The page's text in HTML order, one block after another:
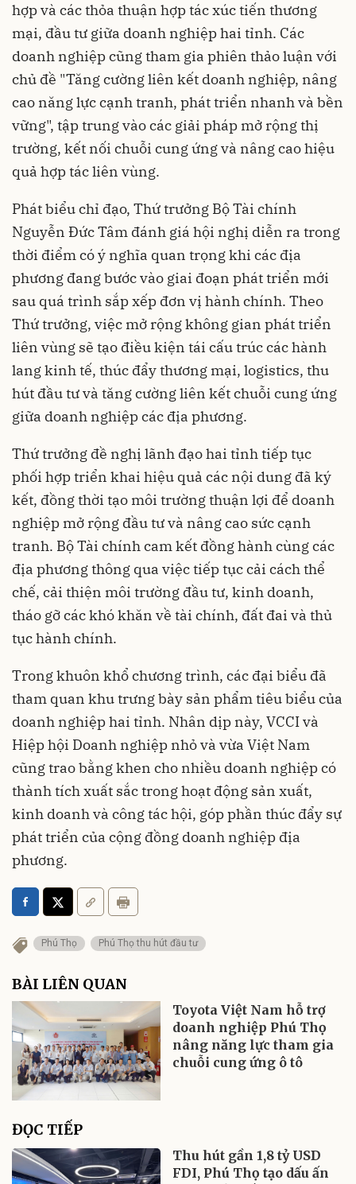
hợp và các thỏa thuận hợp tác xúc tiến thương
mại, đầu tư giữa doanh nghiệp hai tỉnh. Các
doanh nghiệp cũng tham gia phiên thảo luận với
chủ đề "Tăng cường liên kết doanh nghiệp, nâng
cao năng lực cạnh tranh, phát triển nhanh và bền
vững", tập trung vào các giải pháp mở rộng thị
trường, kết nối chuỗi cung ứng và nâng cao hiệu
quả hợp tác liên vùng.
Phát biểu chỉ đạo, Thứ trưởng Bộ Tài chính
Nguyễn Đức Tâm đánh giá hội nghị diễn ra trong
thời điểm có ý nghĩa quan trọng khi các địa
phương đang bước vào giai đoạn phát triển mới
sau quá trình sắp xếp đơn vị hành chính. Theo
Thứ trưởng, việc mở rộng không gian phát triển
liên vùng sẽ tạo điều kiện tái cấu trúc các hành
lang kinh tế, thúc đẩy thương mại, logistics, thu
hút đầu tư và tăng cường liên kết chuỗi cung ứng
giữa doanh nghiệp các địa phương.
Thứ trưởng đề nghị lãnh đạo hai tỉnh tiếp tục
phối hợp triển khai hiệu quả các nội dung đã ký
kết, đồng thời tạo môi trường thuận lợi để doanh
nghiệp mở rộng đầu tư và nâng cao sức cạnh
tranh. Bộ Tài chính cam kết đồng hành cùng các
địa phương thông qua việc tiếp tục cải cách thể
chế, cải thiện môi trường đầu tư, kinh doanh,
tháo gỡ các khó khăn về tài chính, đất đai và thủ
tục hành chính.
Trong khuôn khổ chương trình, các đại biểu đã
tham quan khu trưng bày sản phẩm tiêu biểu của
doanh nghiệp hai tỉnh. Nhân dịp này, VCCI và
Hiệp hội Doanh nghiệp nhỏ và vừa Việt Nam
cũng trao bằng khen cho nhiều doanh nghiệp có
thành tích xuất sắc trong hoạt động sản xuất,
kinh doanh và công tác hội, góp phần thúc đẩy sự
phát triển của cộng đồng doanh nghiệp địa
phương.
Phú Thọ Phú Thọ thu hút đầu tư
BÀI LIÊN QUAN
Toyota Việt Nam hỗ trợ
doanh nghiệp Phú Thọ
nâng năng lực tham gia
chuỗi cung ứng ô tô
ĐỌC TIẾP
Thu hút gần 1,8 tỷ USD
FDI, Phú Thọ tạo dấu ấn